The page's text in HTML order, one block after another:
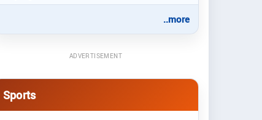
..more
ADVERTISEMENT
Sports